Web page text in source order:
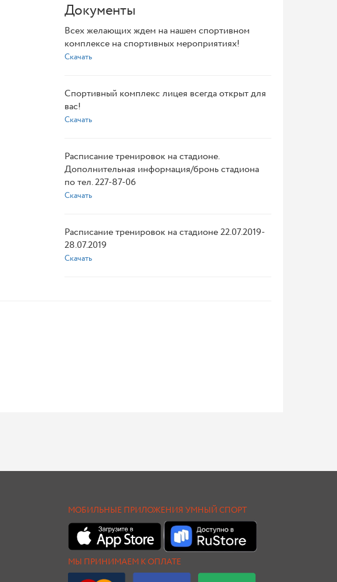
Документы
Всех желающих ждем на нашем спортивном
комплексе на спортивных мероприятиях!
Скачать
Спортивный комплекс лицея всегда открыт для
вас!
Скачать
Расписание тренировок на стадионе.
Дополнительная информация/бронь стадиона
по тел. 227-87-06
Скачать
Расписание тренировок на стадионе 22.07.2019-
28.07.2019
Скачать
МОБИЛЬНЫЕ ПРИЛОЖЕНИЯ УМНЫЙ СПОРТ
МЫ ПРИНИМАЕМ К ОПЛАТЕ